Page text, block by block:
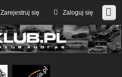
Zaloguj się
Zarejestruj się